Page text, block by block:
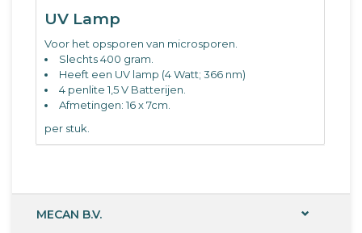
UV Lamp
Voor het opsporen van microsporen.
Slechts 400 gram.
Heeft een UV lamp (4 Watt; 366 nm)
4 penlite 1,5 V Batterijen.
Afmetingen: 16 x 7cm.
per stuk.
MECAN B.V.